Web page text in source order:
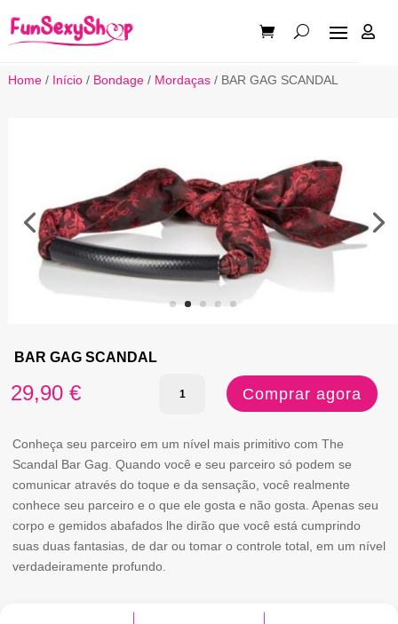

Home/ Início/ Bondage/ Mordaças/ BAR GAG SCANDAL
BAR GAG SCANDAL
29,90 €
Quantidade
BAR
GAG
SCANDAL
Comprar agora
Conheça seu parceiro em um nível mais primitivo com The
Scandal Bar Gag. Quando você e seu parceiro só podem se
comunicar através do toque e da sensação, você realmente
conhece seu parceiro e o que ele gosta e não gosta. Apenas seu
corpo e gemidos abafados lhe dirão que você está cumprindo
suas duas fantasias, de dar ou tomar o controle total, em um nível
verdadeiramente profundo.